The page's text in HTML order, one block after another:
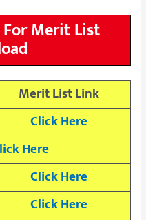
Merit List
Merit List Link
Click Here
Here
Click Here
Click Here